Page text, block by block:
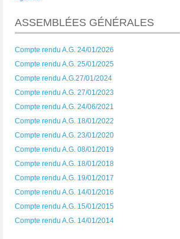
ASSEMBLÉES GÉNÉRALES
Compte rendu A.G. 24/01/2026
Compte rendu A.G. 25/01/2025
Compte rendu A.G.27/01/2024
Compte rendu A.G. 27/01/2023
Compte rendu A.G. 24/06/2021
Compte rendu A.G. 18/01/2022
Compte rendu A.G. 23/01/2020
Compte rendu A.G. 08/01/2019
Compte rendu A.G. 18/01/2018
Compte rendu A.G. 19/01/2017
Compte rendu A.G. 14/01/2016
Compte rendu A.G. 15/01/2015
Compte rendu A.G. 14/01/2014